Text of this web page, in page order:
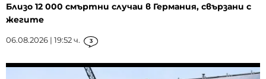
Близо 12 000 смъртни случаи в Германия, свързани с
жегите
06.08.2026 | 19:52 ч. 3